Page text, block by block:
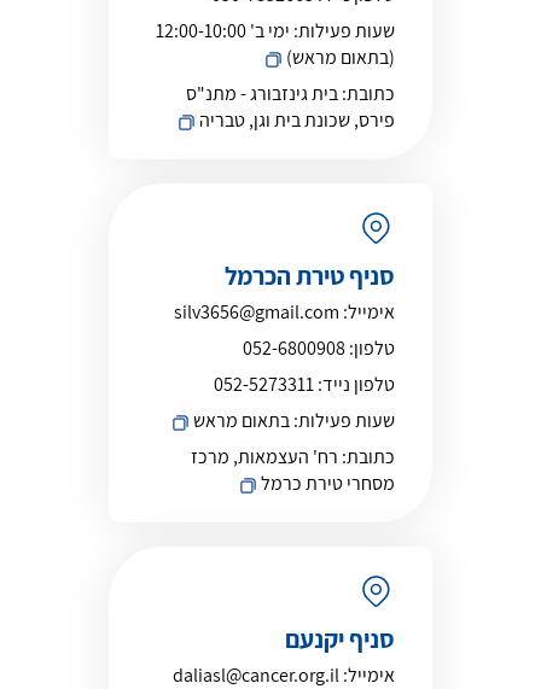
שעות פעילות:
ימי ב' 12:00-10:00
(בתאום מראש)
כתובת:בית גינזבורג - מתנ"ס
פירס, שכונת בית וגן, טבריה
סניף טירת הכרמל
אימייל: silv3656@gmail.com
טלפון:052-6800908
טלפון נייד:052-5273311
שעות פעילות:בתאום מראש
כתובת: רח' העצמאות, מרכז
מסחרי טירת כרמל
סניף יקנעם
אימייל:daliasl@cancer.org.il